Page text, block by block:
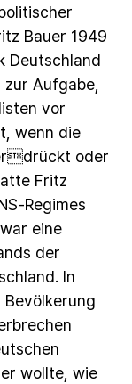
Bauer 1949
Deutschland
zur Aufgabe,
vor
wenn die
oder
Fritz
Regimes
war eine
der
In
Bevölkerung
wollte, wie